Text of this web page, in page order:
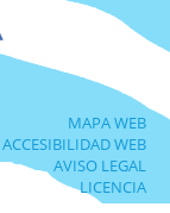
MAPA WEB
ACCESIBILIDAD WEB
AVISO LEGAL
LICENCIA